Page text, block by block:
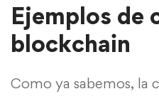
Ejemplos de
blockchain
Como ya sabemos, la